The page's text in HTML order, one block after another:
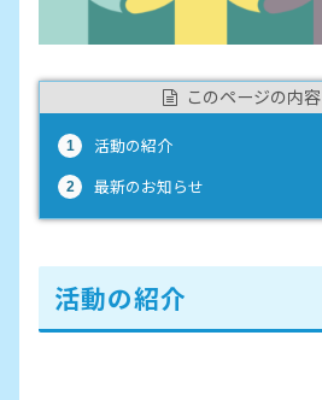
このページの内容
活動の紹介
最新のお知らせ
活動の紹介